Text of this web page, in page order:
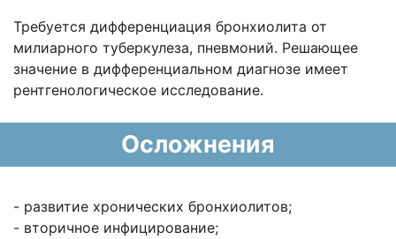
Требуется дифференциация бронхиолита от
милиарного туберкулеза, пневмоний. Решающее
значе­ние в дифференциальном диагнозе имеет
рентгенологическое исследование.
Осложнения
- развитие хронических бронхиолитов;
- вторичное инфицирование;